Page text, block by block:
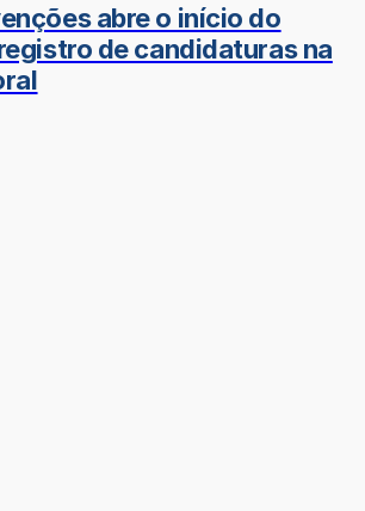
abre o início do
de candidaturas na